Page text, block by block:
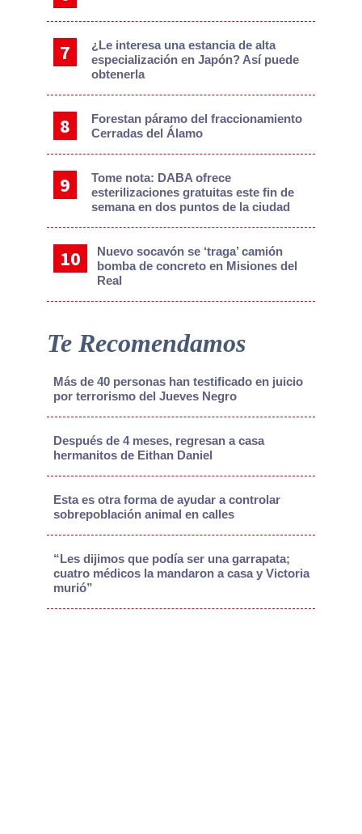
¿Le interesa una estancia de alta
especialización en Japón? Así puede
obtenerla
Forestan páramo del fraccionamiento
Cerradas del Álamo
Tome nota: DABA ofrece
esterilizaciones gratuitas este fin de
semana en dos puntos de la ciudad
Nuevo socavón se ‘traga’ camión
bomba de concreto en Misiones del
Real
Te Recomendamos
Más de 40 personas han testificado en juicio
por terrorismo del Jueves Negro
Después de 4 meses, regresan a casa
hermanitos de Eithan Daniel
Esta es otra forma de ayudar a controlar
sobrepoblación animal en calles
“Les dijimos que podía ser una garrapata;
cuatro médicos la mandaron a casa y Victoria
murió”